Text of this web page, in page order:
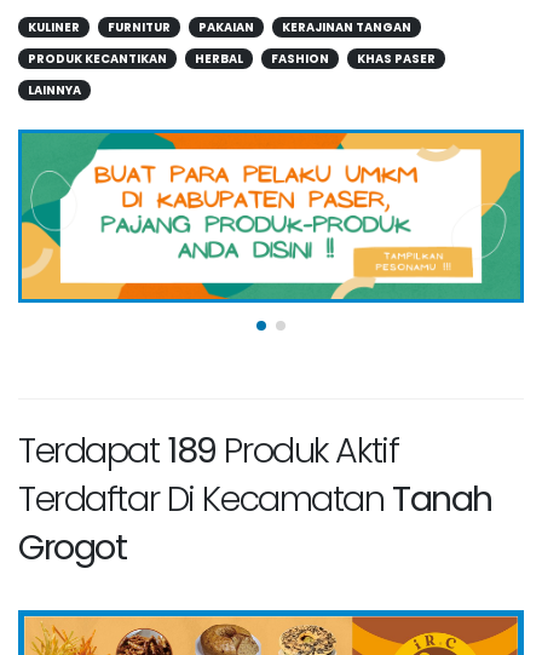
KULINER FURNITUR PAKAIAN
KERAJINAN TANGAN
PRODUK KECANTIKAN
HERBAL FASHION
KHAS PASER
LAINNYA
Terdapat189 Produk Aktif
Terdaftar Di Kecamatan Tanah
Grogot